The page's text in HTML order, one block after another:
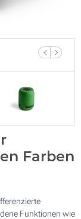
Farben
Funktionen wie